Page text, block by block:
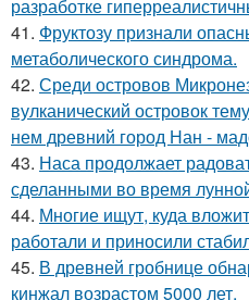
разработке
41. Фруктозу признали
метаболического синдрома.
42. Среди островов
вулканический островок
нем древний город Нан -
43. Наса продолжает
сделанными во время
44. Многие ищут, куда
работали и приносили
45. В древней гробнице
кинжал возрастом 5000 лет.